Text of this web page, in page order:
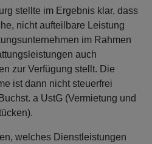
stellte im Ergebnis klar, dass
nicht aufteilbare Leistung
im Rahmen
auch
zur Verfügung stellt. Die
ist dann nicht steuerfrei
a UstG (Vermietung und
welches Dienstleistungen